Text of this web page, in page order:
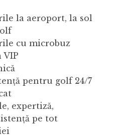
la aeroport, la sol
cu microbuz
VIP
pentru golf 24/7
expertiză,
pe tot